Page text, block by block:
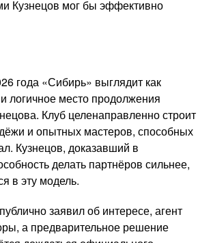
Кузнецов мог бы эффективно
года «Сибирь» выглядит как
логичное место продолжения
Клуб целенаправленно строит
и опытных мастеров, способных
Кузнецов, доказавший в
делать партнёров сильнее,
в эту модель.
заявил об интересе, агент
а предварительное решение